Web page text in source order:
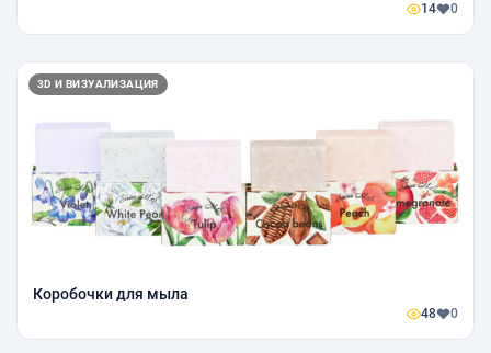
14 0
3D И ВИЗУАЛИЗАЦИЯ
Коробочки для мыла
48 0